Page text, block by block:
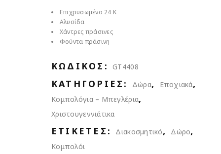
Επιχρυσωμένο 24 Κ
Αλυσίδα
Χάντρες πράσινες
Φούντα πράσινη
ΚΩΔΙΚΌΣ:GT4408
ΚΑΤΗΓΟΡΊΕΣ: Δώρα, Εποχιακά,
Κομπολόγια – Μπεγλέρια,
Χριστουγεννιάτικα
ΕΤΙΚΈΤΕΣ: Διακοσμητικό, Δώρο,
Κομπολόι